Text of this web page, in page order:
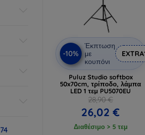
74
-10%
Έκπτωση
με
κουπόνι
Puluz Studio softbox
50x70cm, τρίποδο, λάμπα
LED 1 τεμ PU5070EU
28,90 €
26,02 €
Διαθέσιμο > 5 τεμ